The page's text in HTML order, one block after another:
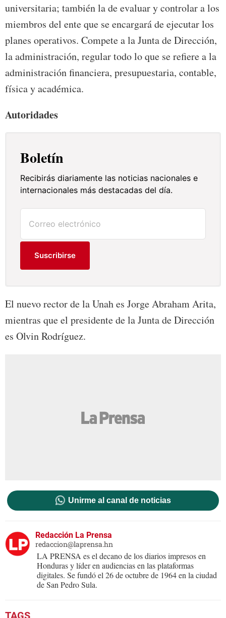
universitaria; también la de evaluar y controlar a los
miembros del ente que se encargará de ejecutar los
planes operativos. Compete a la Junta de Dirección,
la administración, regular todo lo que se refiere a la
administración financiera, presupuestaria, contable,
física y académica.
Autoridades
Boletín
Recibirás diariamente las noticias nacionales e
internacionales más destacadas del día.
Suscribirse
El nuevo rector de la Unah es Jorge Abraham Arita,
mientras que el presidente de la Junta de Dirección
es Olvin Rodríguez.
Unirme al canal de noticias
Redacción La Prensa
redaccion@laprensa.hn
LA PRENSA es el decano de los diarios impresos en
Honduras y líder en audiencias en las plataformas
digitales. Se fundó el 26 de octubre de 1964 en la ciudad
de San Pedro Sula.